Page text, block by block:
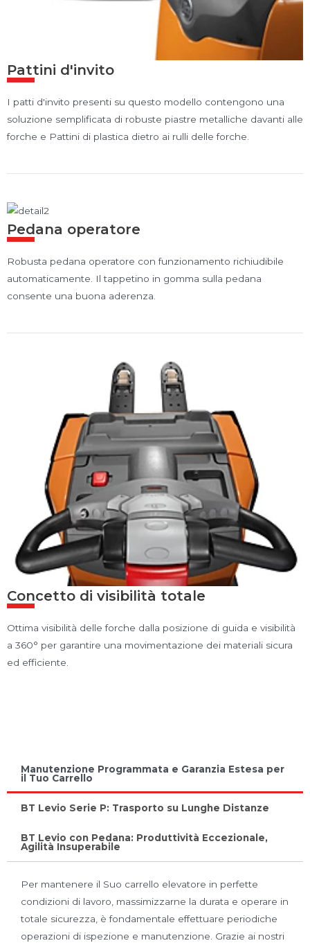
Pattini d'invito
I patti d'invito presenti su questo modello contengono una
soluzione semplificata di robuste piastre metalliche davanti alle
forche e Pattini di plastica dietro ai rulli delle forche.
Pedana operatore
Robusta pedana operatore con funzionamento richiudibile
automaticamente. Il tappetino in gomma sulla pedana
consente una buona aderenza.
Concetto di visibilità totale
Ottima visibilità delle forche dalla posizione di guida e visibilità
a 360° per garantire una movimentazione dei materiali sicura
ed efficiente.
Manutenzione Programmata e Garanzia Estesa per
il Tuo Carrello
BT Levio Serie P: Trasporto su Lunghe Distanze
BT Levio con Pedana: Produttività Eccezionale,
Agilità Insuperabile
Per mantenere il Suo carrello elevatore in perfette
condizioni di lavoro, massimizzarne la durata e operare in
totale sicurezza, è fondamentale effettuare periodiche
operazioni di ispezione e manutenzione. Grazie ai nostri